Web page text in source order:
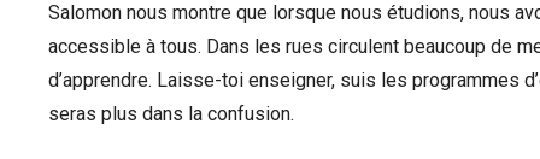
Salomon nous montre que lorsque nous étudions, nous
accessible à tous. Dans les rues circulent beaucoup de
d’apprendre. Laisse-toi enseigner, suis les programmes
seras plus dans la confusion.